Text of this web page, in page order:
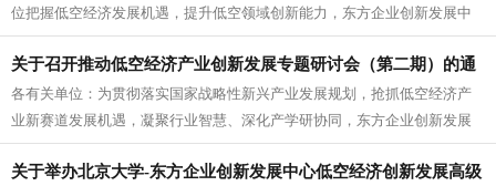
位把握低空经济发展机遇，提升低空领域创新能力，东方企业创新发展中
心联合北京大学拟于5月17、18...
关于召开推动低空经济产业创新发展专题研讨会（第二期）的通
知
各有关单位：为贯彻落实国家战略性新兴产业发展规划，抢抓低空经济产
业新赛道发展机遇，凝聚行业智慧、深化产学研协同，东方企业创新发展
中心将召开“低空经济产业创新发展...
关于举办北京大学-东方企业创新发展中心低空经济创新发展高级